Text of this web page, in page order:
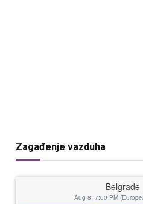
Zagađenje vazduha
Belgrade
Aug 8, 7:00 PM